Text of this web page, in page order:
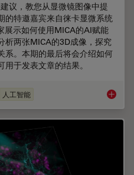
议，教您从显微镜图像中提
的特邀嘉宾来自徕卡显微系统
示如何使用MICA的AI赋能
析两张MICA的3D成像，探究
系。本期的最后将会介绍如何
于发表文章的结果。
人工智能 使用